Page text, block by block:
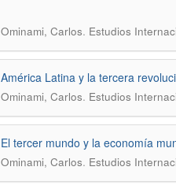
Ominami, Carlos. Estudios
América Latina y la tercera
Ominami, Carlos. Estudios
El tercer mundo y la economía
Ominami, Carlos. Estudios